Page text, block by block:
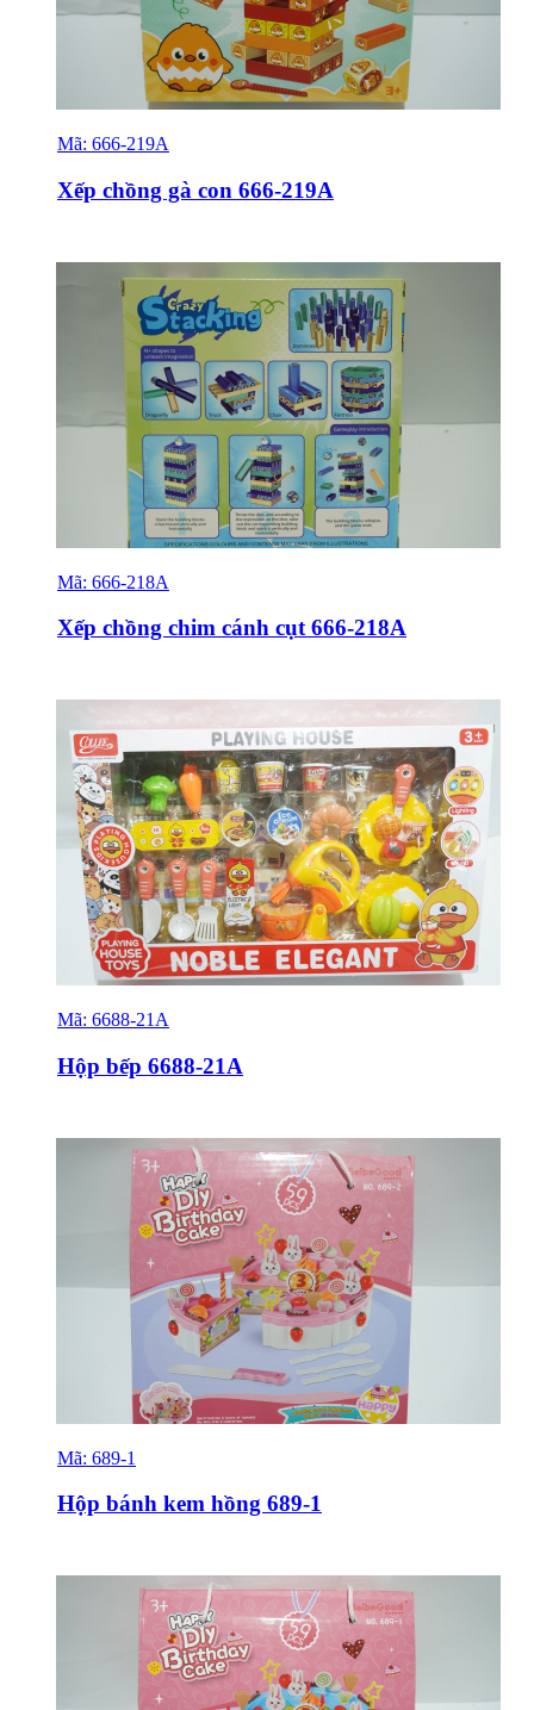
Sỉ & Lẻ
Mã: 666-219A
Xếp chồng gà con 666-219A
Sỉ & Lẻ
Mã: 666-218A
Xếp chồng chim cánh cụt 666-218A
Sỉ & Lẻ
Mã: 6688-21A
Hộp bếp 6688-21A
Sỉ & Lẻ
Mã: 689-1
Hộp bánh kem hồng 689-1